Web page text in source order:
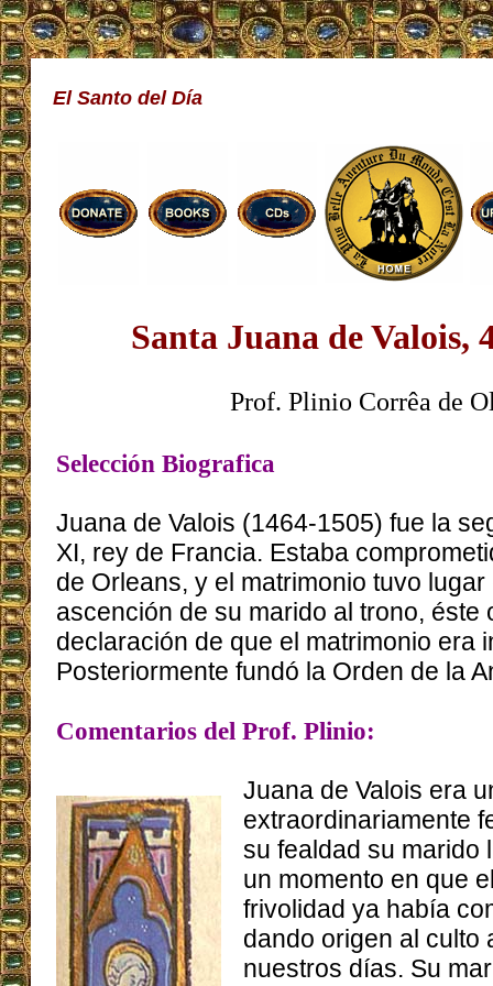
El Santo del Día
Santa Juana de Valois,
Prof. Plinio Corrêa de
Selección Biografica
Juana de Valois (1464-1505) fue la
XI, rey de Francia. Estaba
de Orleans, y el matrimonio tuvo
ascención de su marido al trono, éste
declaración de que el matrimonio era
Posteriormente fundó la Orden de la
Comentarios del Prof. Plinio:
Juana de Valois era
extraordinariamente
su fealdad su marido
un momento en que
frivolidad ya había
dando origen al culto
nuestros días. Su